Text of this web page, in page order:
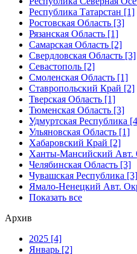
Республика Татарстан [1]
Ростовская Область [3]
Рязанская Область [1]
Самарская Область [2]
Свердловская Область [3]
Севастополь [2]
Смоленская Область [1]
Ставропольский Край [2]
Тверская Область [1]
Тюменская Область [3]
Удмуртская Республика
Ульяновская Область [1]
Хабаровский Край [2]
Ханты-Мансийский
Челябинская Область [3]
Чувашская Республика [3]
Ямало-Ненецкий Авт.
Показать все
Архив
2025 [4]
Январь [2]